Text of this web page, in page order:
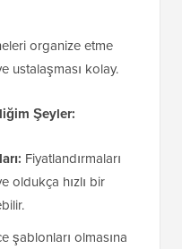
organize etme
ustalaşması kolay.
Şeyler:
Fiyatlandırmaları
oldukça hızlı bir
şablonları olmasına